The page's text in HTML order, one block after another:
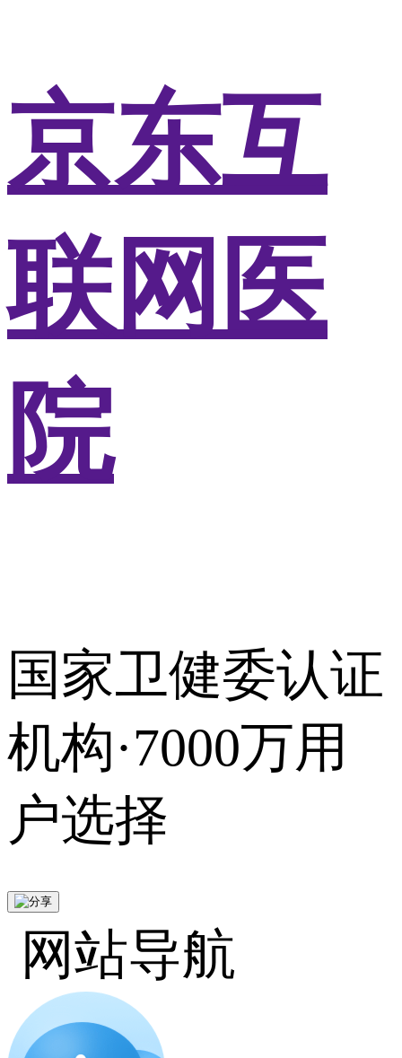
京东互
联网医
院
国家卫健委认证
机构·7000万用
户选择
网站导航